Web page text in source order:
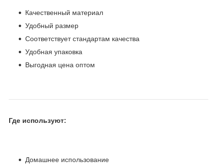
Качественный материал
Удобный размер
Соответствует стандартам качества
Удобная упаковка
Выгодная цена оптом
Где используют:
Домашнее использование